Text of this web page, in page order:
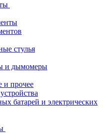
стулья
и дымомеры
и прочее
батарей и электрических